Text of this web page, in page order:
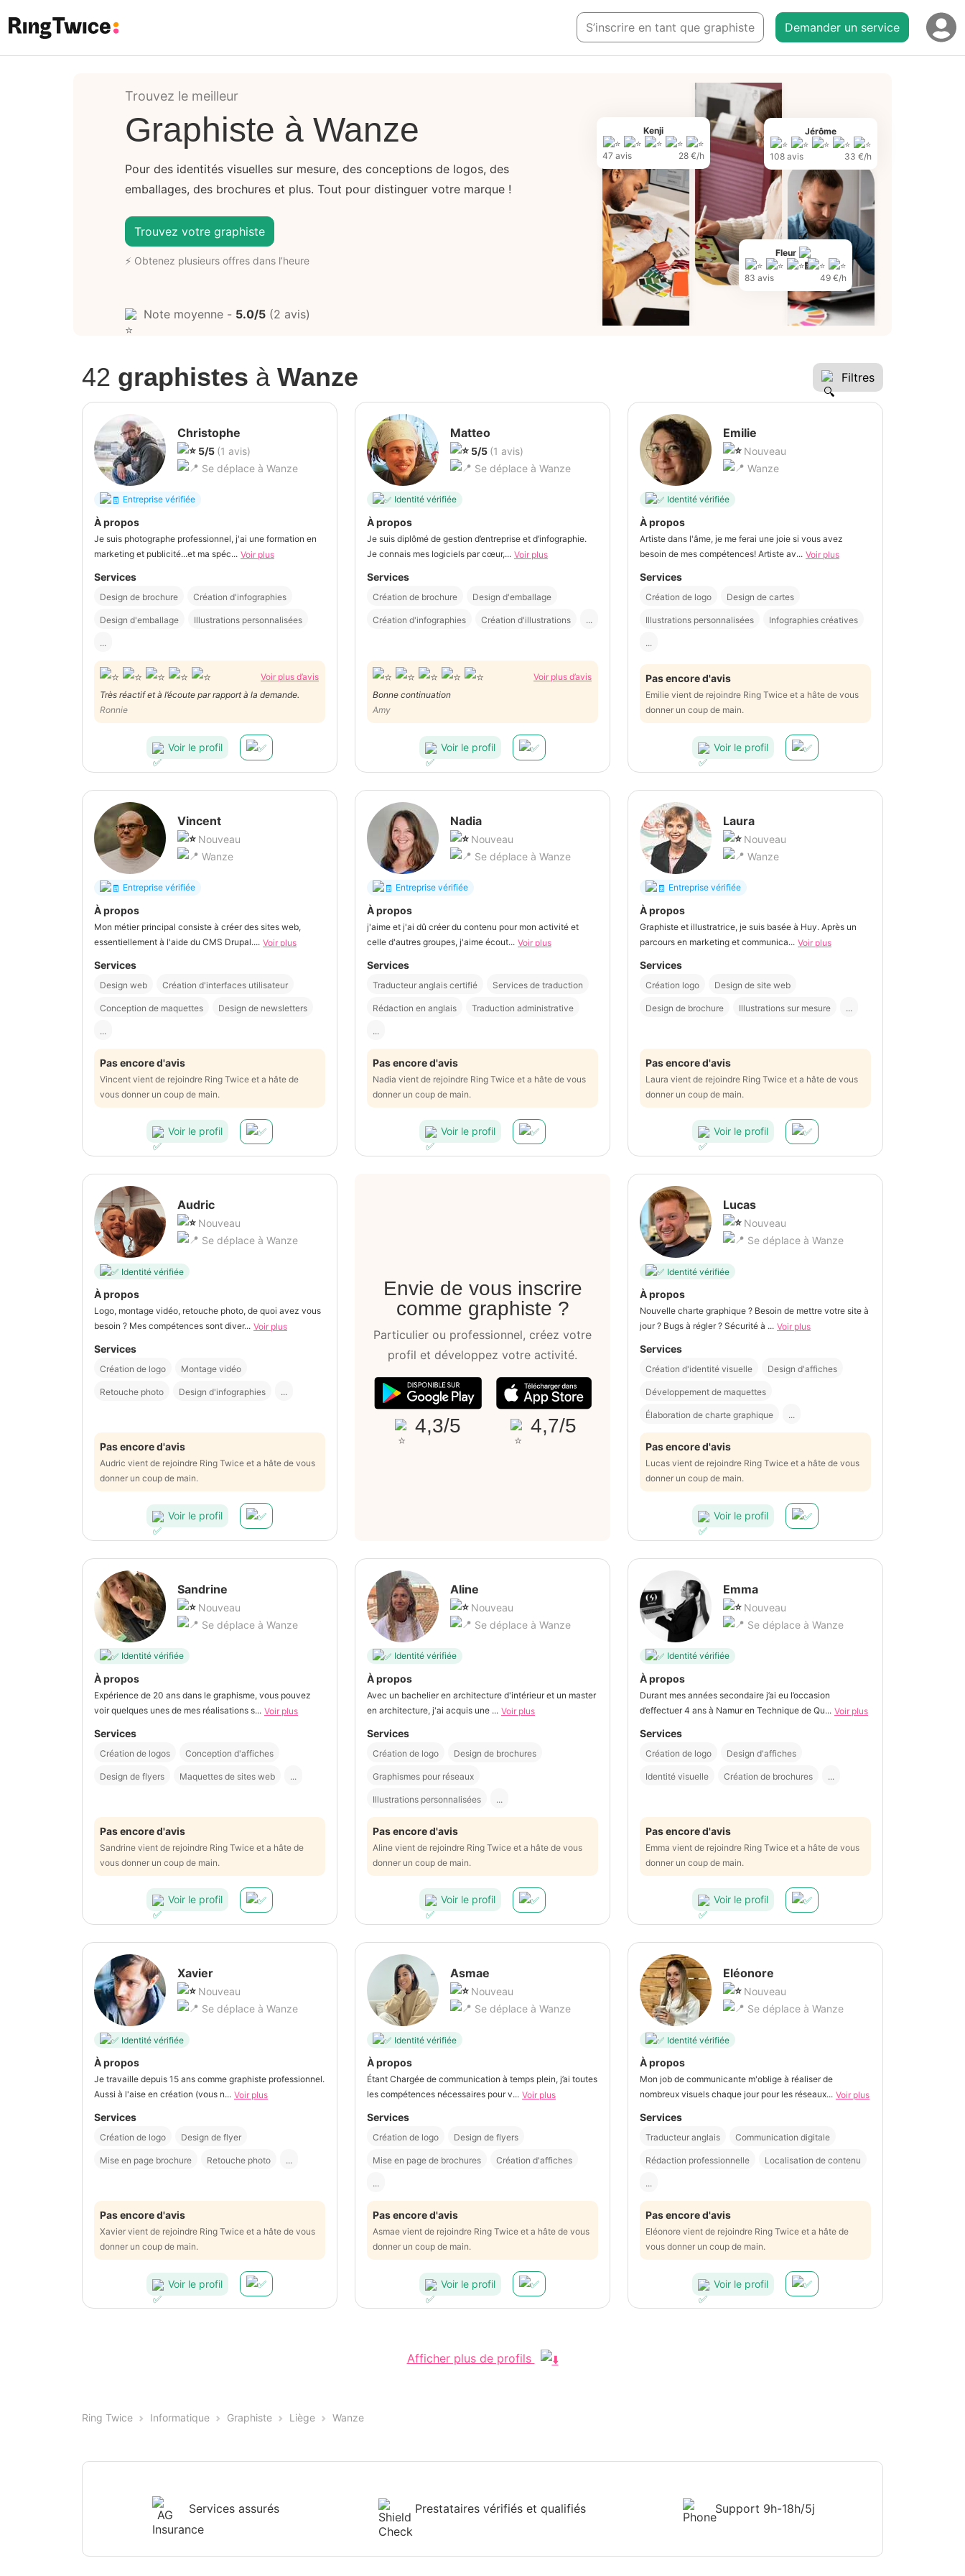
S’inscrire en tant que graphiste Demander un service
Kenji
47 avis 28 €/h
Fleur
83 avis 49 €/h
Jérôme
108 avis 33 €/h
Trouvez le meilleur
Graphiste à Wanze
Pour des identités visuelles sur mesure, des conceptions de logos, des
emballages, des brochures et plus. Tout pour distinguer votre marque !
Trouvez votre graphiste
⚡ Obtenez plusieurs offres dans l’heure
Note moyenne - 5.0/5 (2 avis)
42 graphistes à Wanze Filtres
Christophe
5/5 (1 avis)
Se déplace à Wanze
Entreprise vérifiée
À propos
Je suis photographe professionnel, j'ai une formation en
marketing et publicité...et ma spéc... Voir plus
Services
Design de brochure Création d'infographies
Design d'emballage Illustrations personnalisées
...
Voir plus d’avis
Très réactif et à l’écoute par rapport à la demande.
Ronnie
Voir le profil
Matteo
5/5 (1 avis)
Se déplace à Wanze
Identité vérifiée
À propos
Je suis diplômé de gestion d’entreprise et d’infographie.
Je connais mes logiciels par cœur,... Voir plus
Services
Création de brochure Design d'emballage
Création d'infographies Création d'illustrations ...
Voir plus d’avis
Bonne continuation
Amy
Voir le profil
Emilie
Nouveau
Wanze
Identité vérifiée
À propos
Artiste dans l'âme, je me ferai une joie si vous avez
besoin de mes compétences! Artiste av... Voir plus
Services
Création de logo Design de cartes
Illustrations personnalisées Infographies créatives
...
Pas encore d'avis
Emilie vient de rejoindre Ring Twice et a hâte de vous
donner un coup de main.
Voir le profil
Vincent
Nouveau
Wanze
Entreprise vérifiée
À propos
Mon métier principal consiste à créer des sites web,
essentiellement à l'aide du CMS Drupal.... Voir plus
Services
Design web Création d'interfaces utilisateur
Conception de maquettes Design de newsletters
...
Pas encore d'avis
Vincent vient de rejoindre Ring Twice et a hâte de
vous donner un coup de main.
Voir le profil
Nadia
Nouveau
Se déplace à Wanze
Entreprise vérifiée
À propos
j'aime et j'ai dû créer du contenu pour mon activité et
celle d'autres groupes, j'aime écout... Voir plus
Services
Traducteur anglais certifié Services de traduction
Rédaction en anglais Traduction administrative
...
Pas encore d'avis
Nadia vient de rejoindre Ring Twice et a hâte de vous
donner un coup de main.
Voir le profil
Laura
Nouveau
Wanze
Entreprise vérifiée
À propos
Graphiste et illustratrice, je suis basée à Huy. Après un
parcours en marketing et communica... Voir plus
Services
Création logo Design de site web
Design de brochure Illustrations sur mesure ...
Pas encore d'avis
Laura vient de rejoindre Ring Twice et a hâte de vous
donner un coup de main.
Voir le profil
Audric
Nouveau
Se déplace à Wanze
Identité vérifiée
À propos
Logo, montage vidéo, retouche photo, de quoi avez vous
besoin ? Mes compétences sont diver... Voir plus
Services
Création de logo Montage vidéo
Retouche photo Design d'infographies ...
Pas encore d'avis
Audric vient de rejoindre Ring Twice et a hâte de vous
donner un coup de main.
Voir le profil
Envie de vous inscrire
comme graphiste ?
Particulier ou professionnel, créez votre
profil et développez votre activité.
4,3/5 4,7/5
Lucas
Nouveau
Se déplace à Wanze
Identité vérifiée
À propos
Nouvelle charte graphique ? Besoin de mettre votre site à
jour ? Bugs à régler ? Sécurité à ... Voir plus
Services
Création d'identité visuelle Design d'affiches
Développement de maquettes
Élaboration de charte graphique ...
Pas encore d'avis
Lucas vient de rejoindre Ring Twice et a hâte de vous
donner un coup de main.
Voir le profil
Sandrine
Nouveau
Se déplace à Wanze
Identité vérifiée
À propos
Expérience de 20 ans dans le graphisme, vous pouvez
voir quelques unes de mes réalisations s... Voir plus
Services
Création de logos Conception d'affiches
Design de flyers Maquettes de sites web ...
Pas encore d'avis
Sandrine vient de rejoindre Ring Twice et a hâte de
vous donner un coup de main.
Voir le profil
Aline
Nouveau
Se déplace à Wanze
Identité vérifiée
À propos
Avec un bachelier en architecture d'intérieur et un master
en architecture, j'ai acquis une ... Voir plus
Services
Création de logo Design de brochures
Graphismes pour réseaux
Illustrations personnalisées ...
Pas encore d'avis
Aline vient de rejoindre Ring Twice et a hâte de vous
donner un coup de main.
Voir le profil
Emma
Nouveau
Se déplace à Wanze
Identité vérifiée
À propos
Durant mes années secondaire j’ai eu l’occasion
d’effectuer 4 ans à Namur en Technique de Qu... Voir plus
Services
Création de logo Design d'affiches
Identité visuelle Création de brochures ...
Pas encore d'avis
Emma vient de rejoindre Ring Twice et a hâte de vous
donner un coup de main.
Voir le profil
Xavier
Nouveau
Se déplace à Wanze
Identité vérifiée
À propos
Je travaille depuis 15 ans comme graphiste professionnel.
Aussi à l'aise en création (vous n... Voir plus
Services
Création de logo Design de flyer
Mise en page brochure Retouche photo ...
Pas encore d'avis
Xavier vient de rejoindre Ring Twice et a hâte de vous
donner un coup de main.
Voir le profil
Asmae
Nouveau
Se déplace à Wanze
Identité vérifiée
À propos
Étant Chargée de communication à temps plein, j’ai toutes
les compétences nécessaires pour v... Voir plus
Services
Création de logo Design de flyers
Mise en page de brochures Création d'affiches
...
Pas encore d'avis
Asmae vient de rejoindre Ring Twice et a hâte de vous
donner un coup de main.
Voir le profil
Eléonore
Nouveau
Se déplace à Wanze
Identité vérifiée
À propos
Mon job de communicante m'oblige à réaliser de
nombreux visuels chaque jour pour les réseaux... Voir plus
Services
Traducteur anglais Communication digitale
Rédaction professionnelle Localisation de contenu
...
Pas encore d'avis
Eléonore vient de rejoindre Ring Twice et a hâte de
vous donner un coup de main.
Voir le profil
Afficher plus de profils
Ring Twice Informatique Graphiste Liège Wanze
Services assurés Prestataires vérifiés et qualifiés Support 9h-18h/5j